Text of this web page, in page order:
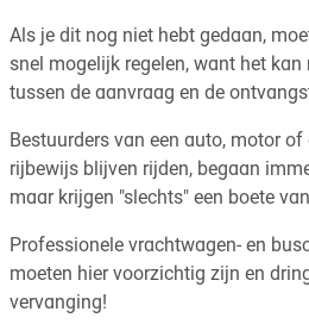
Als je dit nog niet hebt gedaan,
snel mogelijk regelen, want het kan
tussen de aanvraag en de
Bestuurders van een auto, motor
rijbewijs blijven rijden, begaan
maar krijgen "slechts" een boete
Professionele vrachtwagen- en
moeten hier voorzichtig zijn en
vervanging!